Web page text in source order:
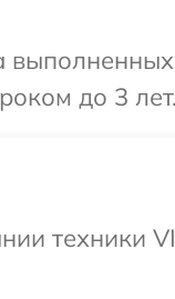
до 3 лет.
техники